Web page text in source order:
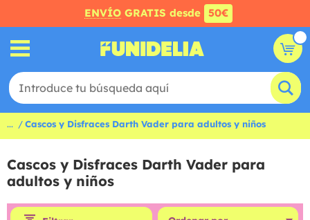
ENVÍO GRATIS desde 50€
... Cascos y Disfraces Darth Vader para adultos y niños
Cascos y Disfraces Darth Vader para
adultos y niños